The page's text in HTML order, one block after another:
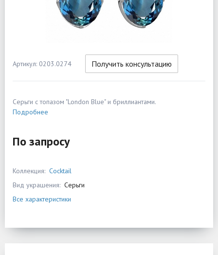
Артикул: 0203.0274 Получить консультацию
Серьги с топазом "London Blue" и бриллиантами.
Подробнее
По запросу
Коллекция: Cocktail
Вид украшения: Серьги
Все характеристики